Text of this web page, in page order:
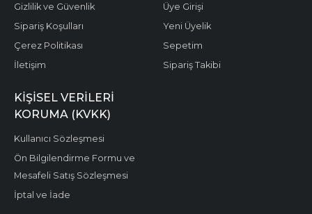
Gizlilik ve Güvenlik
Sipariş Koşulları
Çerez Politikası
İletişim
Üye Girişi
Yeni Üyelik
Sepetim
Sipariş Takibi
KIŞISEL VERILERI
KORUMA (KVKK)
Kullanıcı Sözleşmesi
Ön Bilgilendirme Formu ve
Mesafeli Satış Sözleşmesi
İptal ve İade